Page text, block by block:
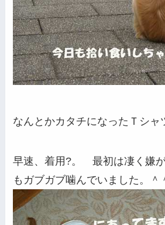
なんとかカタチになったＴシャ
早速、着用?。 最初は凄く嫌
もガブガブ噛んでいました。＾